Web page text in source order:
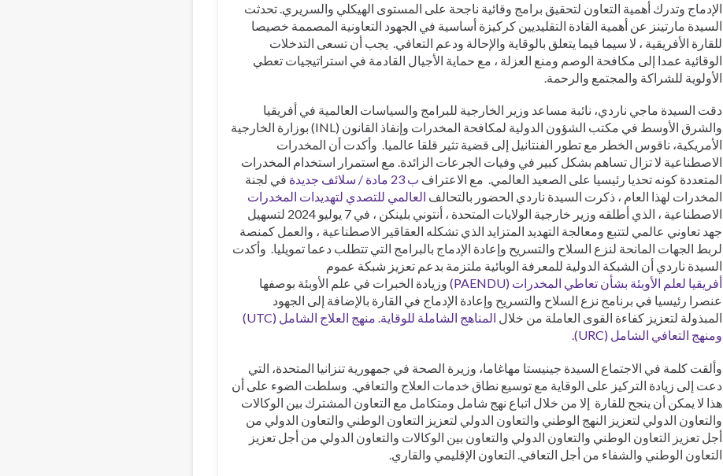
الإدماج وتدرك أهمية التعاون لتحقيق برامج وقائية ناجحة على المستوى الهيكلي والسريري. تحدثت
السيدة مارتينز عن أهمية القادة التقليديين كركيزة أساسية في الجهود التعاونية المصممة خصيصا
للقارة الأفريقية ، لا سيما فيما يتعلق بالوقاية والإحالة ودعم التعافي. يجب أن تسعى التدخلات
الوقائية عمدا إلى مكافحة الوصم ومنع العزلة ، مع حماية الأجيال القادمة في استراتيجيات تعطي
الأولوية للشراكة والمجتمع والرحمة.
دقت السيدة ماجي ناردي، نائبة مساعد وزير الخارجية للبرامج والسياسات العالمية في أفريقيا
والشرق الأوسط في مكتب الشؤون الدولية لمكافحة المخدرات وإنفاذ القانون (INL) بوزارة الخارجية
الأمريكية، ناقوس الخطر مع تطور الفنتانيل إلى قضية تثير قلقا عالميا. وأكدت أن المخدرات
الاصطناعية لا تزال تساهم بشكل كبير في وفيات الجرعات الزائدة. مع استمرار استخدام المخدرات
المتعددة كونه تحديا رئيسيا على الصعيد العالمي. مع الاعتراف ب 23 مادة / سلائف جديدة
في لجنة
المخدرات لهذا العام ، ذكرت السيدة ناردي الحضور بالتحالف العالمي للتصدي لتهديدات المخدرات
الاصطناعية ، الذي أطلقه وزير خارجية الولايات المتحدة ، أنتوني بلينكن ، في 7 يوليو 2024 لتسهيل
جهد تعاوني عالمي لتتبع ومعالجة التهديد المتزايد الذي تشكله العقاقير الاصطناعية ، والعمل كمنصة
لربط الجهات المانحة لنزع السلاح والتسريح وإعادة الإدماج بالبرامج التي تتطلب دعما تمويليا. وأكدت
السيدة ناردي أن الشبكة الدولية للمعرفة الوبائية ملتزمة بدعم تعزيز شبكة عموم
أفريقيا لعلم الأوبئة بشأن تعاطي المخدرات (PAENDU)
وزيادة الخبرات في علم الأوبئة بوصفها
عنصرا رئيسيا في برنامج نزع السلاح والتسريح وإعادة الإدماج في القارة بالإضافة إلى الجهود
المبذولة لتعزيز كفاءة القوى العاملة من خلال المناهج الشاملة للوقاية. منهج العلاج الشامل (UTC)
ومنهج التعافي الشامل (URC).
وألقت كلمة في الاجتماع السيدة جينيستا مهاغاما، وزيرة الصحة في جمهورية تنزانيا المتحدة، التي
دعت إلى زيادة التركيز على الوقاية مع توسيع نطاق خدمات العلاج والتعافي. وسلطت الضوء على أن
هذا لا يمكن أن ينجح للقارة إلا من خلال اتباع نهج شامل ومتكامل مع التعاون المشترك بين الوكالات
والتعاون الدولي لتعزيز النهج الوطني والتعاون الدولي لتعزيز التعاون الوطني والتعاون الدولي من
أجل تعزيز التعاون الوطني والتعاون الدولي والتعاون بين الوكالات والتعاون الدولي من أجل تعزيز
التعاون الوطني والشفاء من أجل التعافي. التعاون الإقليمي والقاري.